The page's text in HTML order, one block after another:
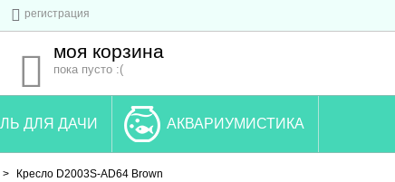
регистрация
моя корзина
пока пусто :(
ДЛЯ ДАЧИ АКВАРИУМИСТИКА
> Кресло D2003S-AD64 Brown